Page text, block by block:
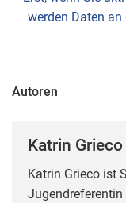
werden Daten
Autoren
Katrin Grieco
Katrin Grieco ist